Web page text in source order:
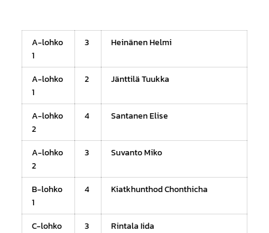
A-lohko
1
3 Heinänen Helmi
A-lohko
1
2 Jänttilä Tuukka
A-lohko
2
4 Santanen Elise
A-lohko
2
3 Suvanto Miko
B-lohko
1
4 Kiatkhunthod Chonthicha
C-lohko 3 Rintala Iida